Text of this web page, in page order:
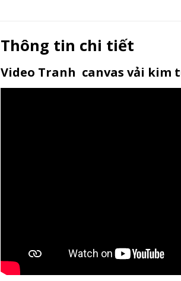
Thông tin chi tiết
Video Tranh canvas vải